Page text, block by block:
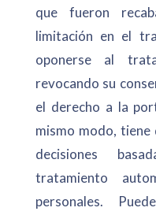
que fueron
limitación en el
oponerse al
revocando su
el derecho a la
mismo modo,
decisiones
tratamiento
personales.